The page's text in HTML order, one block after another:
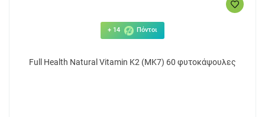
+ 14 Πόντοι
Full Health Natural Vitamin K2 (MK7) 60 φυτοκάψουλες